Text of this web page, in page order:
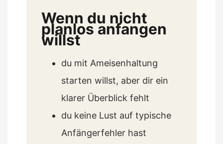
Wenn du nicht
planlos anfangen
willst
du mit Ameisenhaltung
starten willst, aber dir ein
klarer Überblick fehlt
du keine Lust auf typische
Anfängerfehler hast